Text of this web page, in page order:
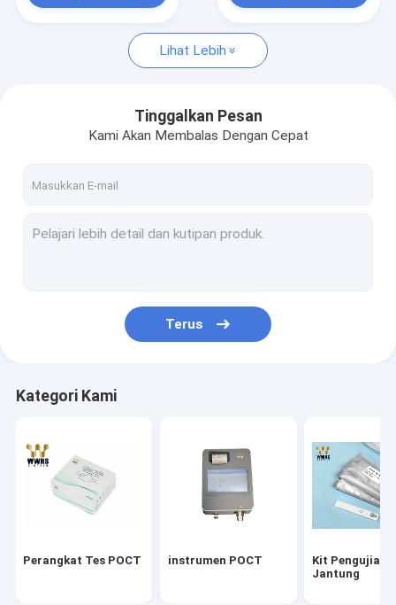
Perangkat Tes POCT
Kit Pengujian Jantung
Kit Tes Cepat PCT
Kit Tes Kesuburan
Bahan habis pakai laboratorium medis
Media Transport Virus
Lihat Lebih
Tinggalkan Pesan
Kami Akan Membalas Dengan Cepat
Terus
Kategori Kami
Perangkat Tes POCT instrumen POCT
Kit Pengujian
Jantung